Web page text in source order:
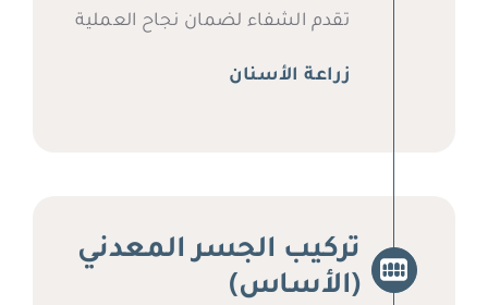
تقدم الشفاء لضمان نجاح العملية
زراعة الأسنان
تركيب الجسر المعدني
(الأساس)